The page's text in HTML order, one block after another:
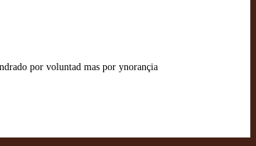
por voluntad mas por ynorançia